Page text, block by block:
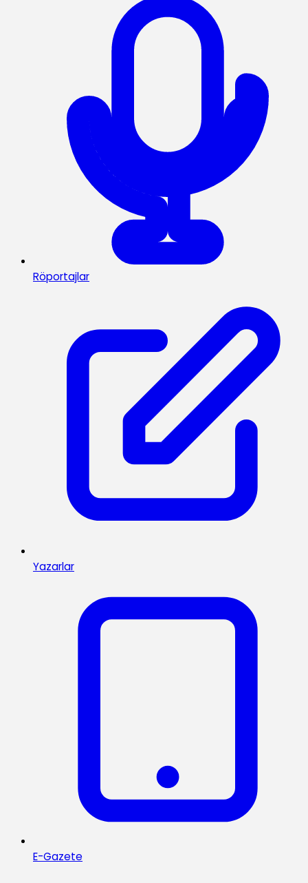
Röportajlar
Yazarlar
E-Gazete